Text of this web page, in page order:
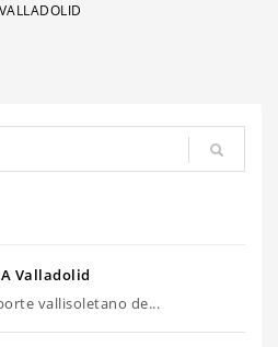
Valladolid
vallisoletano de...